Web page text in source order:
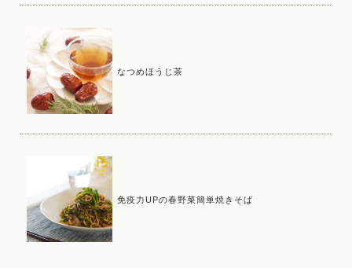
なつめほうじ茶
免疫力UPの春野菜簡単焼きそば